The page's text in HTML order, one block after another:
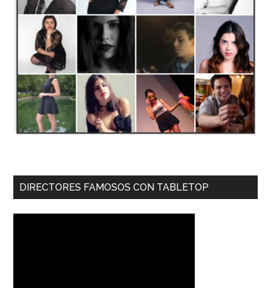
DIRECTORES FAMOSOS CON TABLETOP